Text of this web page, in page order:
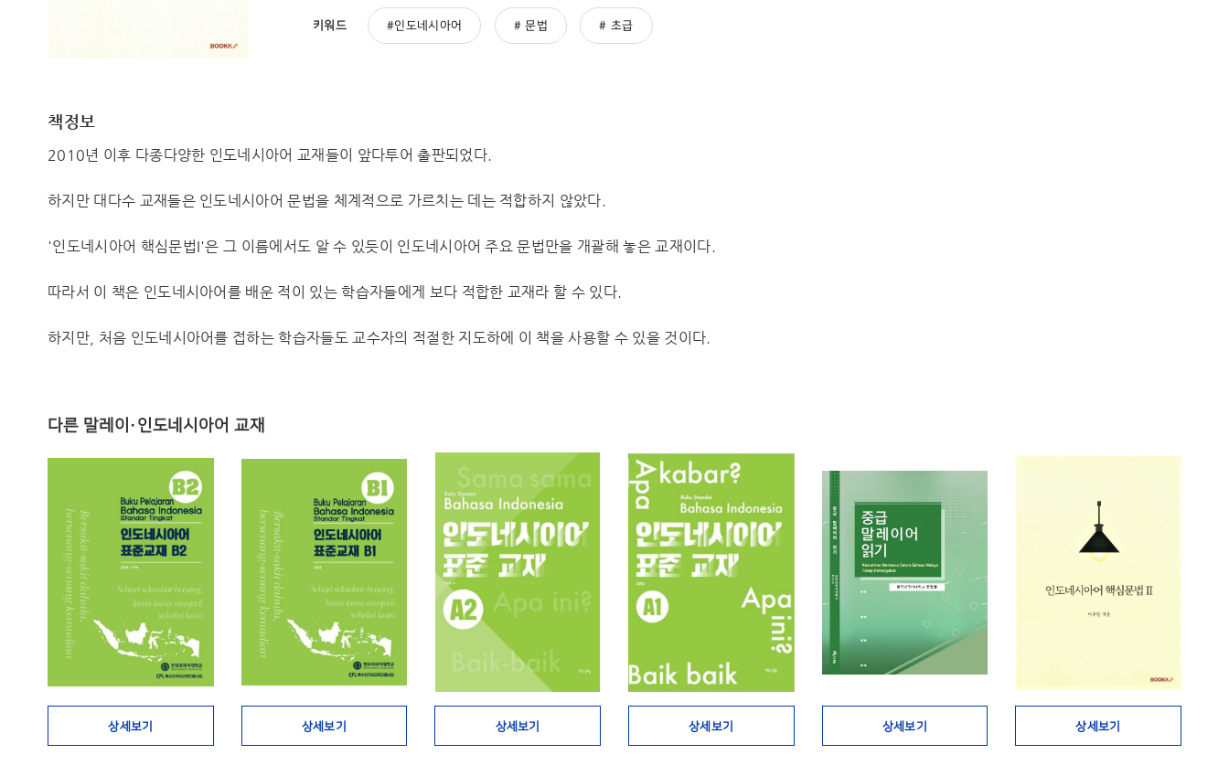
키워드 인도네시아어 문법 초급
책정보
2010년 이후 다종다양한 인도네시아어 교재들이 앞다투어 출판되었다.
하지만 대다수 교재들은 인도네시아어 문법을 체계적으로 가르치는 데는 적합하지 않았다.
'인도네시아어 핵심문법I'은 그 이름에서도 알 수 있듯이 인도네시아어 주요 문법만을 개괄해 놓은 교재이다.
따라서 이 책은 인도네시아어를 배운 적이 있는 학습자들에게 보다 적합한 교재라 할 수 있다.
하지만, 처음 인도네시아어를 접하는 학습자들도 교수자의 적절한 지도하에 이 책을 사용할 수 있을 것이다.
다른 말레이·인도네시아어 교재
상세보기 상세보기 상세보기 상세보기 상세보기 상세보기